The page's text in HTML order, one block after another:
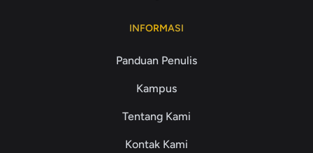
INFORMASI
Panduan Penulis
Kampus
Tentang Kami
Kontak Kami